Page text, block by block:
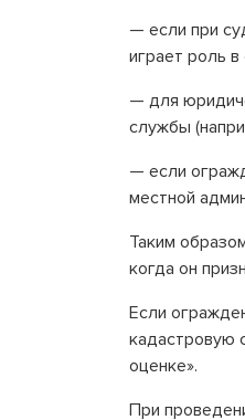
— если при
играет роль
— для
службы
— если
местной
Таким
когда он
Если
кадастровую
оценке».
При